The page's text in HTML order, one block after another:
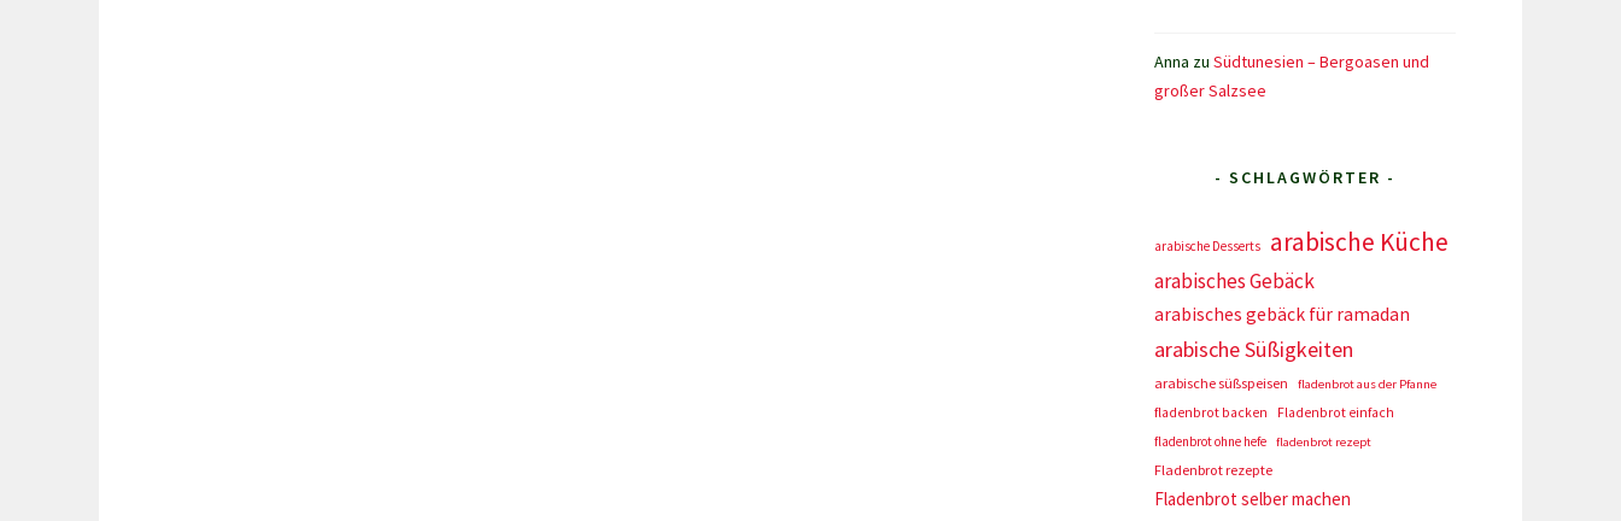
Anna zu Südtunesien – Bergoasen und
großer Salzsee
- SCHLAGWÖRTER -
arabische Desserts arabische Küche
arabisches Gebäck
arabisches gebäck für ramadan
arabische Süßigkeiten
arabische süßspeisen fladenbrot aus der Pfanne
fladenbrot backen
Fladenbrot einfach
fladenbrot ohne hefe
fladenbrot rezept
Fladenbrot rezepte
Fladenbrot selber machen